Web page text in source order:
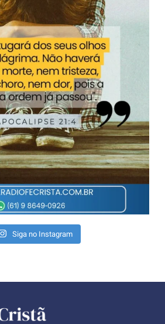
Siga no Instagram